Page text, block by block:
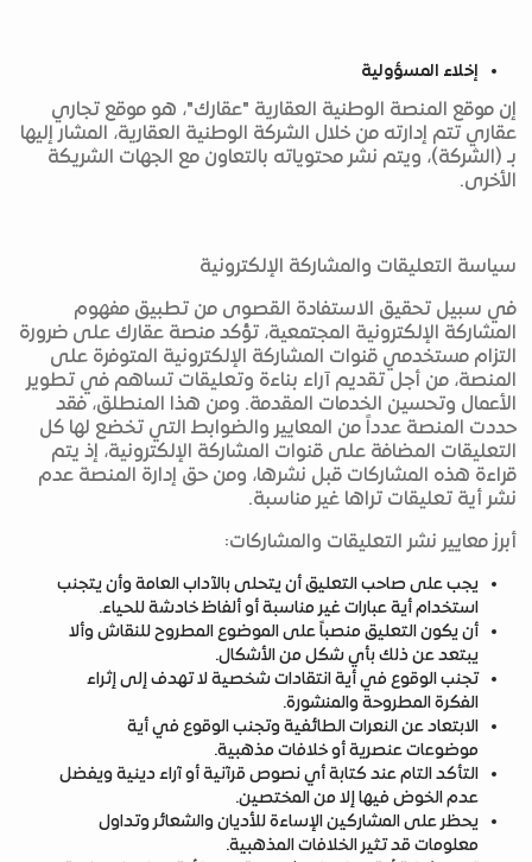
إخلاء المسؤولية
إن موقع المنصة الوطنية العقارية "عقارك"، هو موقع تجاري
عقاري تتم إدارته من خلال الشركة الوطنية العقارية، المشار إليها
بـ (الشركة)، ويتم نشر محتوياته بالتعاون مع الجهات الشريكة
الأخرى.
سياسة التعليقات والمشاركة الإلكترونية
في سبيل تحقيق الاستفادة القصوى من تطبيق مفهوم
المشاركة الإلكترونية المجتمعية، تؤكد منصة عقارك على ضرورة
التزام مستخدمي قنوات المشاركة الإلكترونية المتوفرة على
المنصة، من أجل تقديم آراء بناءة وتعليقات تساهم في تطوير
الأعمال وتحسين الخدمات المقدمة. ومن هذا المنطلق، فقد
حددت المنصة عدداً من المعايير والضوابط التي تخضع لها كل
التعليقات المضافة على قنوات المشاركة الإلكترونية، إذ يتم
قراءة هذه المشاركات قبل نشرها، ومن حق إدارة المنصة عدم
نشر أية تعليقات تراها غير مناسبة.
أبرز معايير نشر التعليقات والمشاركات:
يجب على صاحب التعليق أن يتحلى بالآداب العامة وأن يتجنب
استخدام أية عبارات غير مناسبة أو ألفاظ خادشة للحياء.
أن يكون التعليق منصباً على الموضوع المطروح للنقاش وألا
يبتعد عن ذلك بأي شكل من الأشكال.
تجنب الوقوع في أية انتقادات شخصية لا تهدف إلى إثراء
الفكرة المطروحة والمنشورة.
الابتعاد عن النعرات الطائفية وتجنب الوقوع في أية
موضوعات عنصرية أو خلافات مذهبية.
التأكد التام عند كتابة أي نصوص قرآنية أو آراء دينية ويفضل
عدم الخوض فيها إلا من المختصين.
يحظر على المشاركين الإساءة للأديان والشعائر وتداول
معلومات قد تثير الخلافات المذهبية.